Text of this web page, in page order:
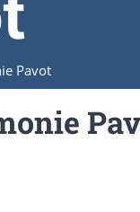
Pavot